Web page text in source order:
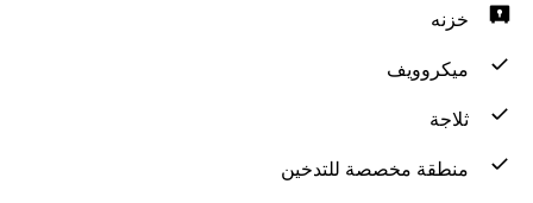
خزنه
ميكروويف
ثلاجة
منطقة مخصصة للتدخين